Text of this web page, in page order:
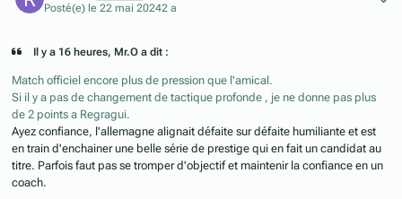
Posté(e) le 22 mai 20242 a
Il y a 16 heures, Mr.O a dit :
Match officiel encore plus de pression que l'amical.
Si il y a pas de changement de tactique profonde , je ne donne pas plus
de 2 points a Regragui.
Ayez confiance, l'allemagne alignait défaite sur défaite humiliante et est
en train d'enchainer une belle série de prestige qui en fait un candidat au
titre. Parfois faut pas se tromper d'objectif et maintenir la confiance en un
coach.